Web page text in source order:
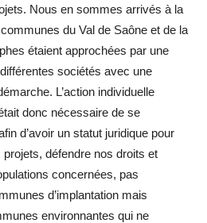
Nous en sommes arrivés à la
du Val de Saône et de la
étaient approchées par une
sociétés avec une
L’action individuelle
donc nécessaire de se
d’avoir un statut juridique pour
défendre nos droits et
concernées, pas
d’implantation mais
environnantes qui ne